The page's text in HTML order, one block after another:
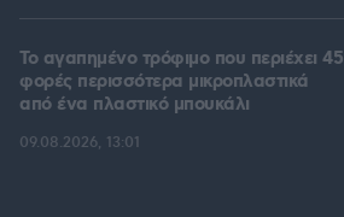
Το αγαπημένο τρόφιμο που περιέχει 45
φορές περισσότερα μικροπλαστικά
από ένα πλαστικό μπουκάλι
09.08.2026, 13:01